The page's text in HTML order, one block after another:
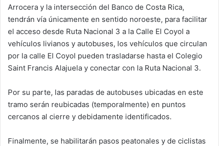
Arrocera y la intersección del Banco de Costa Rica,
tendrán vía únicamente en sentido noroeste, para facilitar
el acceso desde Ruta Nacional 3 a la Calle El Coyol a
vehículos livianos y autobuses, los vehículos que circulan
por la calle El Coyol pueden trasladarse hasta el Colegio
Saint Francis Alajuela y conectar con la Ruta Nacional 3.
Por su parte, las paradas de autobuses ubicadas en este
tramo serán reubicadas (temporalmente) en puntos
cercanos al cierre y debidamente identificados.
Finalmente, se habilitarán pasos peatonales y de ciclistas